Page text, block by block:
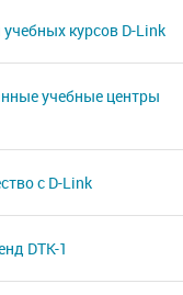
курсов D-Link
учебные центры
с D-Link
DTK-1